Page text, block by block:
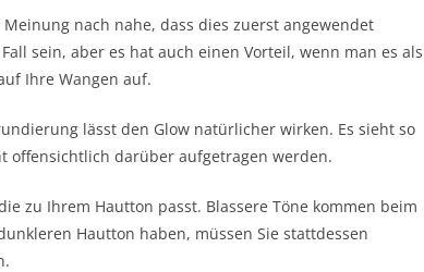
nach nahe, dass dies zuerst angewendet
sein, aber es hat auch einen Vorteil, wenn man es als
Ihre Wangen auf.
lässt den Glow natürlicher wirken. Es sieht so
offensichtlich darüber aufgetragen werden.
zu Ihrem Hautton passt. Blassere Töne kommen beim
Hautton haben, müssen Sie stattdessen